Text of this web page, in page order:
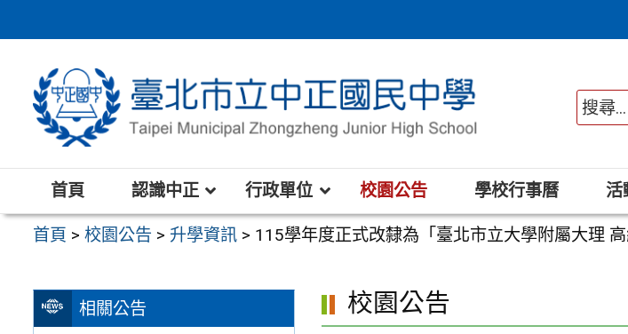
至
區
首頁 認識中正 行政單位 校園公告 學校行事曆 活
首頁 >校園公告 > 升學資訊 > 115學年度正式改隸為「臺北市立大學附屬大理
相關公告 校園公告